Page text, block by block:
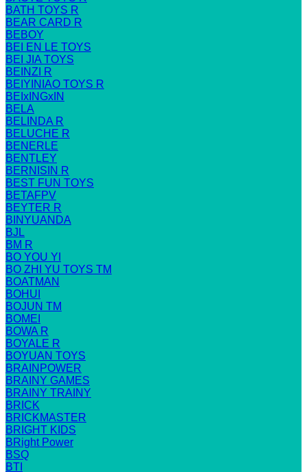
BATH TOYS R
BEAR CARD R
BEBOY
BEI EN LE TOYS
BEI JIA TOYS
BEINZI R
BEIYINIAO TOYS R
BEIxINGxIN
BELA
BELINDA R
BELUCHE R
BENERLE
BENTLEY
BERNISIN R
BEST FUN TOYS
BETAFPV
BEYTER R
BINYUANDA
BJL
BM R
BO YOU YI
BO ZHI YU TOYS TM
BOATMAN
BOHUI
BOJUN TM
BOMEI
BOWA R
BOYALE R
BOYUAN TOYS
BRAINPOWER
BRAINY GAMES
BRAINY TRAINY
BRICK
BRICKMASTER
BRIGHT KIDS
BRight Power
BSQ
BTI